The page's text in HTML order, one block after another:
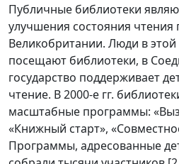
Публичные библиотеки
улучшения состояния чтения
Великобритании. Люди в
посещают библиотеки, в
государство поддерживает
чтение. В 2000-е гг.
масштабные программы:
«Книжный старт»,
Программы, адресованные